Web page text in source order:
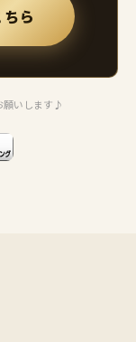
ら
願いします♪